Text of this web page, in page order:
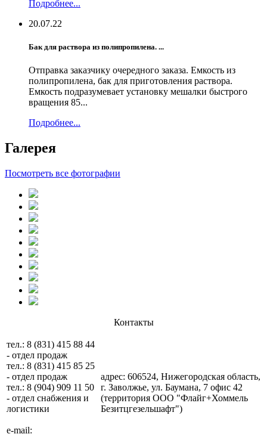
Подробнее...
20.07.22
Бак для раствора из полипропилена. ...
Отправка заказчику очередного заказа. Емкость из
полипропилена, бак для приготовления раствора.
Емкость подразумевает установку мешалки быстрого
вращения 85...
Подробнее...
Галерея
Посмотреть все фотографии
Контакты
тел.: 8 (831) 415 88 44
- отдел продаж
тел.: 8 (831) 415 85 25
- отдел продаж
тел.: 8 (904) 909 11 50
- отдел снабжения и
логистики
e-mail:
адрес: 606524, Нижегородская область,
г. Заволжье, ул. Баумана, 7 офис 42
(территория ООО "Флайг+Хоммель
Безитцгезельшафт")